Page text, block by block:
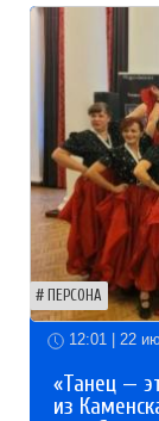
ПЕРСОНА
12:01 | 22
«Танец —
из